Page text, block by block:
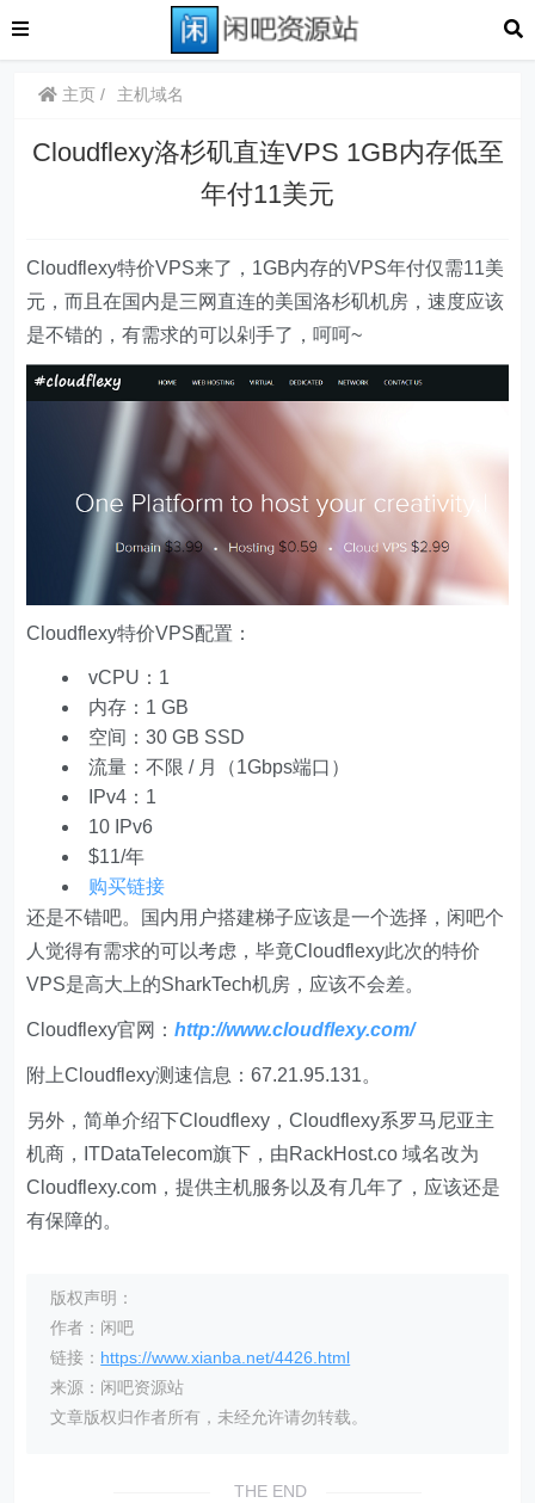
主页 主机域名
Cloudflexy洛杉矶直连VPS 1GB内存低至
年付11美元
Cloudflexy特价VPS来了，1GB内存的VPS年付仅需11美
元，而且在国内是三网直连的美国洛杉矶机房，速度应该
是不错的，有需求的可以剁手了，呵呵~
Cloudflexy特价VPS配置：
vCPU：1
内存：1 GB
空间：30 GB SSD
流量：不限 / 月（1Gbps端口）
IPv4：1
10 IPv6
$11/年
购买链接
还是不错吧。国内用户搭建梯子应该是一个选择，闲吧个
人觉得有需求的可以考虑，毕竟Cloudflexy此次的特价
VPS是高大上的SharkTech机房，应该不会差。
Cloudflexy官网：http://www.cloudflexy.com/
附上Cloudflexy测速信息：67.21.95.131。
另外，简单介绍下Cloudflexy，Cloudflexy系罗马尼亚主
机商，ITDataTelecom旗下，由RackHost.co 域名改为
Cloudflexy.com，提供主机服务以及有几年了，应该还是
有保障的。
版权声明：
作者：闲吧
链接： https://www.xianba.net/4426.html
来源：闲吧资源站
文章版权归作者所有，未经允许请勿转载。
THE END